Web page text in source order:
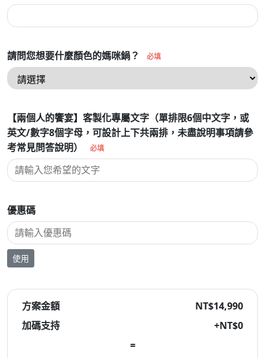
請問您想要什麼顏色的媽咪鍋？ 必填
【兩個人的饗宴】客製化專屬文字（單排限6個中文字，或
英文/數字8個字母，可設計上下共兩排，未盡說明事項請參
考常見問答說明）
必填
優惠碼
使用
方案金額
NT$14,990
加碼支持
+NT$0
=